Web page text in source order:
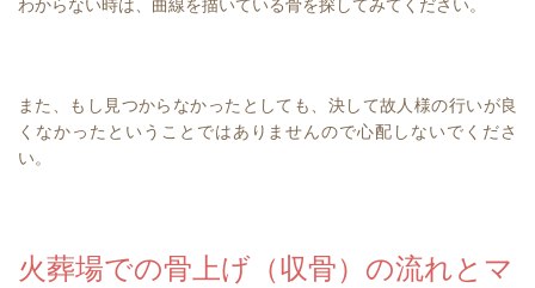
わからない時は、曲線を描いている骨を探してみてください。
また、もし見つからなかったとしても、決して故人様の行いが良
くなかったということではありませんので心配しないでくださ
い。
火葬場での骨上げ（収骨）の流れとマ